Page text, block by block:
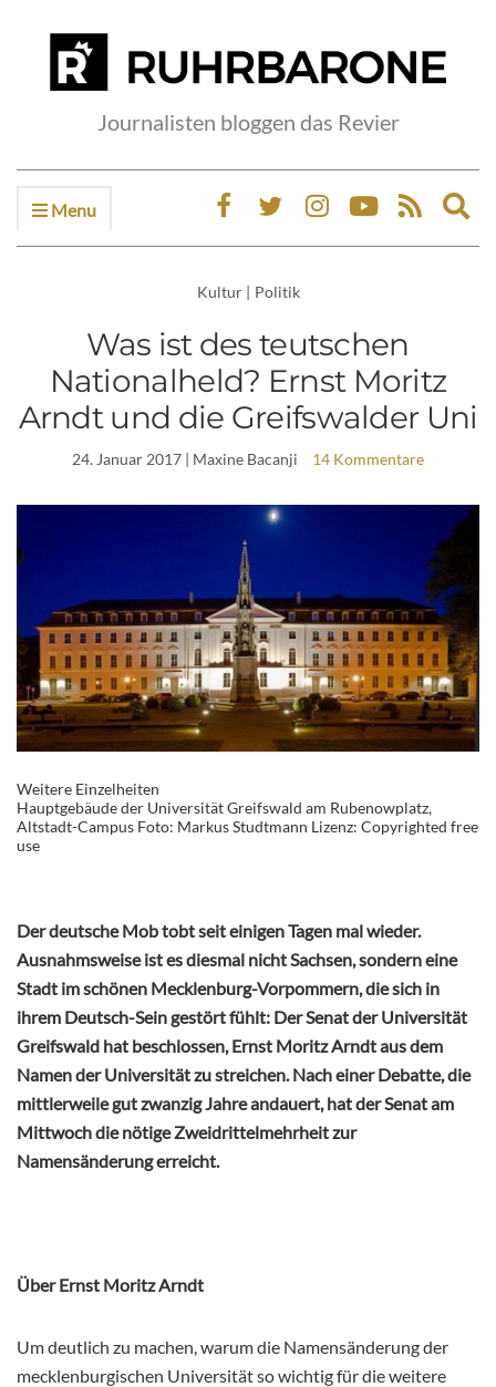
Journalisten bloggen das Revier
Menu
Kultur | Politik
Was ist des teutschen
Nationalheld? Ernst Moritz
Arndt und die Greifswalder Uni
24. Januar 2017 | Maxine Bacanji 14 Kommentare
Weitere Einzelheiten
Hauptgebäude der Universität Greifswald am Rubenowplatz,
Altstadt-Campus Foto: Markus Studtmann Lizenz: Copyrighted free
use
Der deutsche Mob tobt seit einigen Tagen mal wieder.
Ausnahmsweise ist es diesmal nicht Sachsen, sondern eine
Stadt im schönen Mecklenburg-Vorpommern, die sich in
ihrem Deutsch-Sein gestört fühlt: Der Senat der Universität
Greifswald hat beschlossen, Ernst Moritz Arndt aus dem
Namen der Universität zu streichen. Nach einer Debatte, die
mittlerweile gut zwanzig Jahre andauert, hat der Senat am
Mittwoch die nötigeZweidrittelmehrheit zur
Namensänderung erreicht.
Über Ernst Moritz Arndt
Um deutlich zu machen, warum die Namensänderung der
mecklenburgischen Universität so wichtig für die weitere